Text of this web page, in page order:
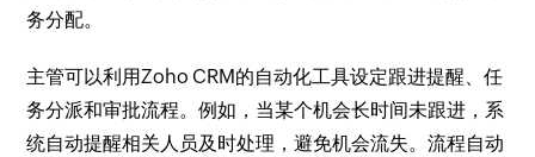
务分配。
主管可以利用Zoho CRM的自动化工具设定跟进提醒、任
务分派和审批流程。例如，当某个机会长时间未跟进，系
统自动提醒相关人员及时处理，避免机会流失。流程自动